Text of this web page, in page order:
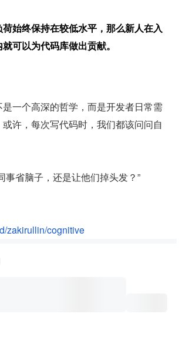
始终保持在较低水平，那么新人在入
可以为代码库做出贡献。
一个高深的哲学，而是开发者日常需
许，每次写代码时，我们都该问问自
事省脑子，还是让他们掉头发？”
zakirullin/cognitive